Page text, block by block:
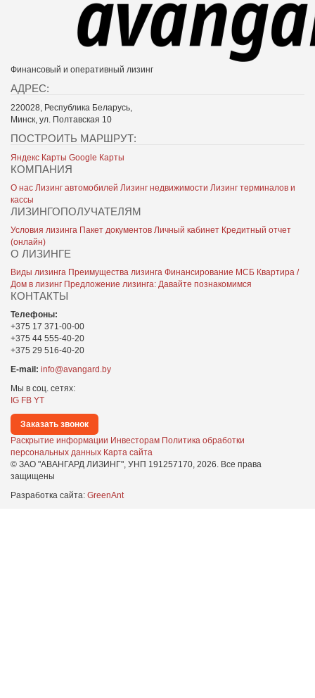
Финансовый и оперативный лизинг
АДРЕС:
220028, Республика Беларусь,
Минск, ул. Полтавская 10
ПОСТРОИТЬ МАРШРУТ:
Яндекс Карты Google Карты
КОМПАНИЯ
О нас Лизинг автомобилей Лизинг недвижимости Лизинг терминалов и
кассы
ЛИЗИНГОПОЛУЧАТЕЛЯМ
Условия лизинга Пакет документов Личный кабинет Кредитный отчет
(онлайн)
О ЛИЗИНГЕ
Виды лизинга Преимущества лизинга Финансирование МСБ Квартира /
Дом в лизинг Предложение лизинга: Давайте познакомимся
КОНТАКТЫ
Телефоны:
+375 17 371-00-00
+375 44 555-40-20
+375 29 516-40-20
E-mail: info@avangard.by
Мы в соц. сетях:
IG FB YT
Заказать звонок
Раскрытие информации Инвесторам Политика обработки
персональных данных Карта сайта
© ЗАО "АВАНГАРД ЛИЗИНГ", УНП 191257170, 2026. Все права
защищены
Разработка сайта: GreenAnt